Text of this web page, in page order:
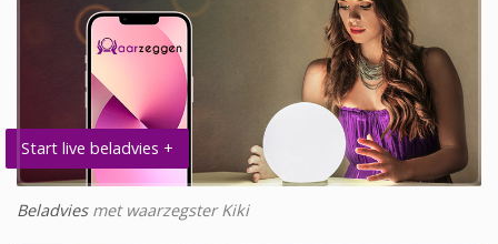
Start live beladvies +
Beladviesmet waarzegster Kiki